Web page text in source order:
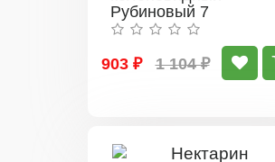
Рубиновый 7
903 ₽ 1 104 ₽